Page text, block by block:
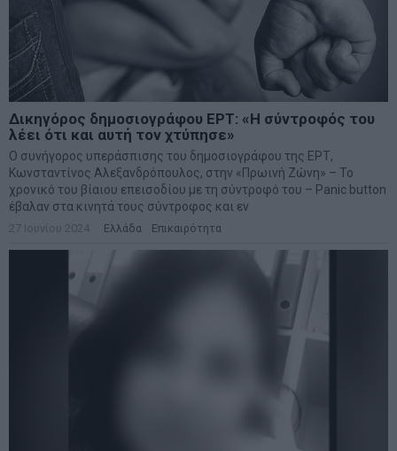
Δικηγόρος δημοσιογράφου ΕΡΤ: «Η σύντροφός του
λέει ότι και αυτή τον χτύπησε»
Ο συνήγορος υπεράσπισης του δημοσιογράφου της ΕΡΤ,
Κωνσταντίνος Αλεξανδρόπουλος, στην «Πρωινή Ζώνη» – Το
χρονικό του βίαιου επεισοδίου με τη σύντροφό του – Panic button
έβαλαν στα κινητά τους σύντροφος και εν
27 Ιουνίου 2024 Ελλάδα Επικαιρότητα